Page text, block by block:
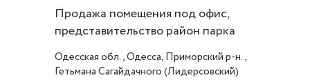
Продажа помещения под офис,
представительство район парка
Шевченко ID 54092
Одесская обл., Одесса, Приморский р-н.,
Гетьмана Сагайдачного (Лидерсовский)